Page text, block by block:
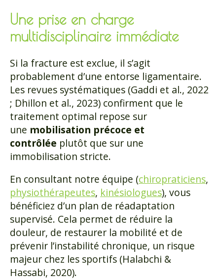
Une prise en charge
multidisciplinaire immédiate
Si la fracture est exclue, il s’agit
probablement d’une entorse ligamentaire.
Les revues systématiques (Gaddi et al., 2022
; Dhillon et al., 2023) confirment que le
traitement optimal repose sur
une mobilisation précoce et
contrôlée plutôt que sur une
immobilisation stricte.
En consultant notre équipe (chiropraticiens,
physiothérapeutes, kinésiologues), vous
bénéficiez d’un plan de réadaptation
supervisé. Cela permet de réduire la
douleur, de restaurer la mobilité et de
prévenir l’instabilité chronique, un risque
majeur chez les sportifs (Halabchi &
Hassabi, 2020).